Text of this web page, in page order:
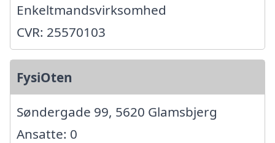
Enkeltmandsvirksomhed
CVR: 25570103
FysiOten
Søndergade 99, 5620 Glamsbjerg
Ansatte: 0